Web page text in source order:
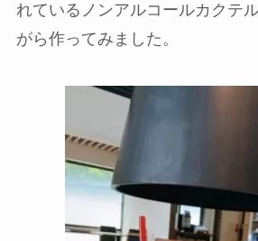
れているノンアルコールカクテ
がら作ってみました。